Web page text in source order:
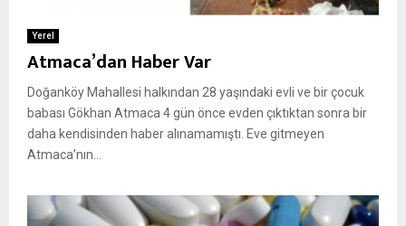
Yerel
Atmaca’dan Haber Var
Doğanköy Mahallesi halkından 28 yaşındaki evli ve bir çocuk
babası Gökhan Atmaca 4 gün önce evden çıktıktan sonra bir
daha kendisinden haber alınamamıştı. Eve gitmeyen
Atmaca’nın...